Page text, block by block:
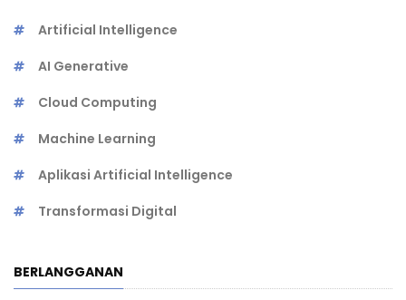
Artificial Intelligence
AI Generative
Cloud Computing
Machine Learning
Aplikasi Artificial Intelligence
Transformasi Digital
BERLANGGANAN